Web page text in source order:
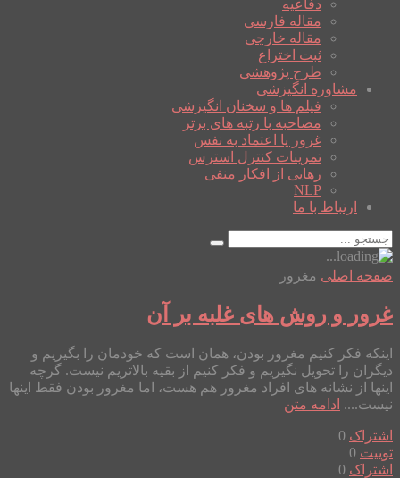
دفاعیه
مقاله فارسی
مقاله خارجی
ثبت اختراع
طرح پژوهشی
مشاوره انگیزشی
فیلم ها و سخنان انگیزشی
مصاحبه با رتبه های برتر
غرور یا اعتماد به نفس
تمرینات کنترل استرس
رهایی از افکار منفی
NLP
ارتباط با ما
صفحه اصلی مغرور
غرور و روش های غلبه بر آن
اینکه فکر کنیم مغرور بودن، همان است که خودمان را بگیریم و
دیگران را تحویل نگیریم و فکر کنیم از بقیه بالاتریم نیست. گرچه
اینها از نشانه های افراد مغرور هم هست، اما مغرور بودن فقط اینها
نیست.... ادامه متن
اشتراک 0
توییت 0
اشتراک 0